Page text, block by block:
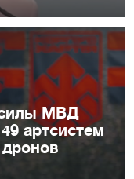
МВД
артсистем